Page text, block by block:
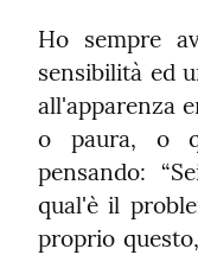
Ho sempre
sensibilità ed
all'apparenza
o paura, o
pensando:
qual'è il
proprio